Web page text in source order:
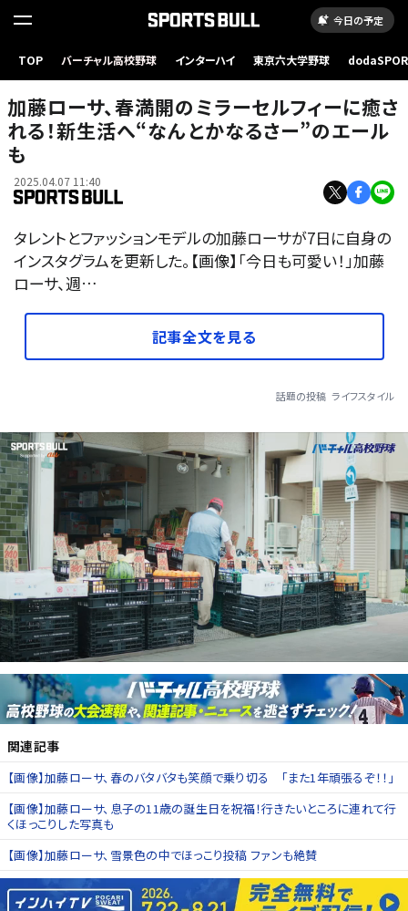
今日の予定
TOP バーチャル高校野球 インターハイ 東京六大学野球
加藤ローサ、春満開のミラーセルフィーに癒さ
れる！新生活へ“なんとかなるさー”のエール
も
2025.04.07 11:40
タレントとファッションモデルの加藤ローサが7日に自身の
インスタグラムを更新した。【画像】「今日も可愛い！」加藤
ローサ、週…
記事全文を見る
話題の投稿 ライフスタイル
関連記事
【画像】加藤ローサ、春のバタバタも笑顔で乗り切る 「また1年頑張るぞ！！」
【画像】加藤ローサ、息子の11歳の誕生日を祝福！行きたいところに連れて行
くほっこりした写真も
【画像】加藤ローサ、雪景色の中でほっこり投稿 ファンも絶賛